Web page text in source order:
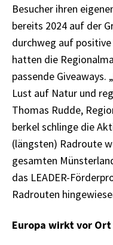
Besucher ihren
bereits 2024 auf der
durchweg auf
hatten die
passende Giveaways.
Lust auf Natur und
Thomas Rudde,
berkel schlinge die
(längsten) Radroute
gesamten
das LEADER-
Radrouten
Europa wirkt vor Ort